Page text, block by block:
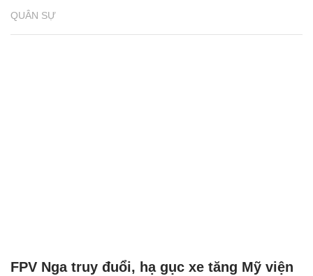
QUÂN SỰ
FPV Nga truy đuổi, hạ gục xe tăng Mỹ viện